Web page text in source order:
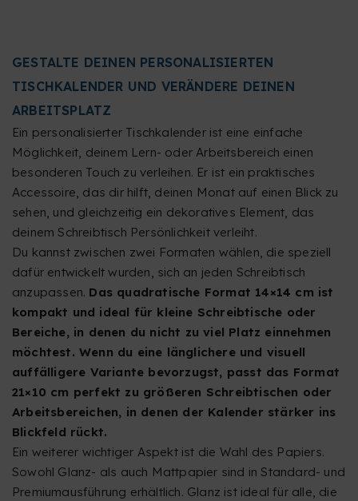
GESTALTE DEINEN PERSONALISIERTEN
TISCHKALENDER UND VERÄNDERE DEINEN
ARBEITSPLATZ
Ein personalisierter Tischkalender ist eine einfache
Möglichkeit, deinem Lern- oder Arbeitsbereich einen
besonderen Touch zu verleihen. Er ist ein praktisches
Accessoire, das dir hilft, deinen Monat auf einen Blick zu
sehen, und gleichzeitig ein dekoratives Element, das
deinem Schreibtisch Persönlichkeit verleiht.
Du kannst zwischen zwei Formaten wählen, die speziell
dafür entwickelt wurden, sich an jeden Schreibtisch
anzupassen. Das quadratische Format 14×14 cm ist
kompakt und ideal für kleine Schreibtische oder
Bereiche, in denen du nicht zu viel Platz einnehmen
möchtest. Wenn du eine länglichere und visuell
auffälligere Variante bevorzugst, passt das Format
21×10 cm perfekt zu größeren Schreibtischen oder
Arbeitsbereichen, in denen der Kalender stärker ins
Blickfeld rückt.
Ein weiterer wichtiger Aspekt ist die Wahl des Papiers.
Sowohl Glanz- als auch Mattpapier sind in Standard- und
Premiumausführung erhältlich. Glanz ist ideal für alle, die